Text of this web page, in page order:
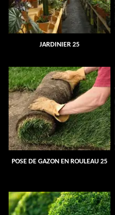
JARDINIER 25
POSE DE GAZON EN ROULEAU 25